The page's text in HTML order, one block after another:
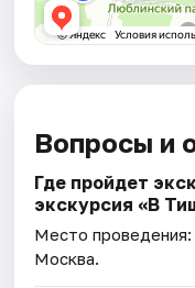
Вопросы и
Где пройдет
экскурсия «В
Место проведения:
Москва.